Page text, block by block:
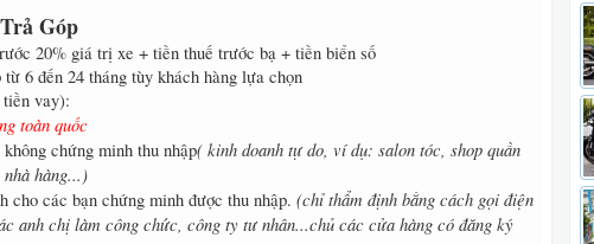
Góp
20% giá trị xe + tiền thuế trước bạ + tiền biển số
6 đến 24 tháng tùy khách hàng lựa chọn
vay):
toàn quốc
không chứng minh thu nhập( kinh doanh tự do, ví dụ: salon tóc, shop quần
hàng...)
cho các bạn chứng minh được thu nhập. (chỉ thẩm định bằng cách gọi điện
anh chị làm công chức, công ty tư nhân...chủ các cửa hàng có đăng ký